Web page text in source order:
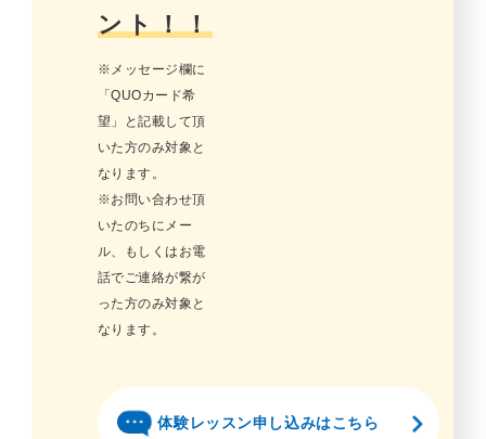
ント！！
※メッセージ欄に
「QUOカード希
望」と記載して頂
いた方のみ対象と
なります。
※お問い合わせ頂
いたのちにメー
ル、もしくはお電
話でご連絡が繋が
った方のみ対象と
なります。
体験レッスン申し込みはこちら